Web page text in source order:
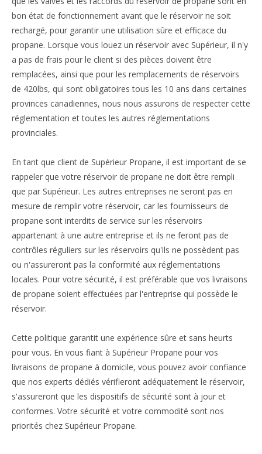
bon état de fonctionnement avant que le réservoir ne soit
rechargé, pour garantir une utilisation sûre et efficace du
propane. Lorsque vous louez un réservoir avec Supérieur, il n'y
a pas de frais pour le client si des pièces doivent être
remplacées, ainsi que pour les remplacements de réservoirs
de 420lbs, qui sont obligatoires tous les 10 ans dans certaines
provinces canadiennes, nous nous assurons de respecter cette
réglementation et toutes les autres réglementations
provinciales.
En tant que client de Supérieur Propane, il est important de se
rappeler que votre réservoir de propane ne doit être rempli
que par Supérieur. Les autres entreprises ne seront pas en
mesure de remplir votre réservoir, car les fournisseurs de
propane sont interdits de service sur les réservoirs
appartenant à une autre entreprise et ils ne feront pas de
contrôles réguliers sur les réservoirs qu'ils ne possèdent pas
ou n'assureront pas la conformité aux réglementations
locales. Pour votre sécurité, il est préférable que vos livraisons
de propane soient effectuées par l'entreprise qui possède le
réservoir.
Cette politique garantit une expérience sûre et sans heurts
pour vous. En vous fiant à Supérieur Propane pour vos
livraisons de propane à domicile, vous pouvez avoir confiance
que nos experts dédiés vérifieront adéquatement le réservoir,
s'assureront que les dispositifs de sécurité sont à jour et
conformes. Votre sécurité et votre commodité sont nos
priorités chez Supérieur Propane.